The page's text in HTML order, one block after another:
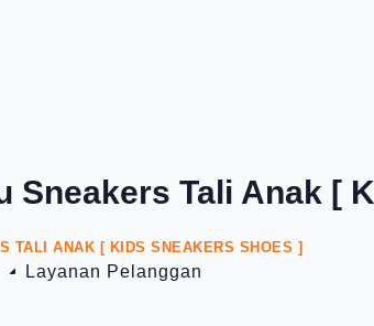
Layanan Pelanggan
Sneakers Tali Anak [
TALI ANAK [ KIDS SNEAKERS SHOES ]